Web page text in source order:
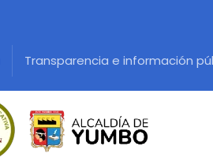
Transparencia e información